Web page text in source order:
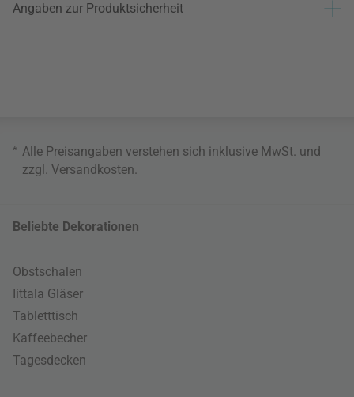
Angaben zur Produktsicherheit
* Alle Preisangaben verstehen sich inklusive MwSt. und
zzgl. Versandkosten
Beliebte Dekorationen
Obstschalen
Iittala Gläser
Tabletttisch
Kaffeebecher
Tagesdecken